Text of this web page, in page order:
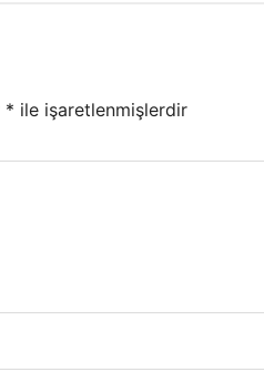
* ile işaretlenmişlerdir